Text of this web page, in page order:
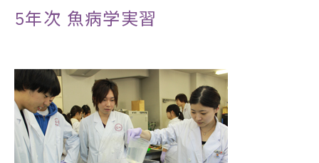
5年次 魚病学実習